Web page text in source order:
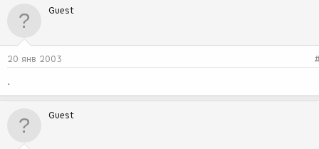
Guest
20 янв 2003
.
Guest